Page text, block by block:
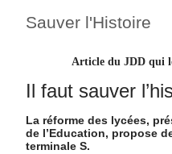
Sauver l'Histoire
Article du JDD qui
Il faut sauver
La réforme des lycées,
de l’Education, propose
terminale S.